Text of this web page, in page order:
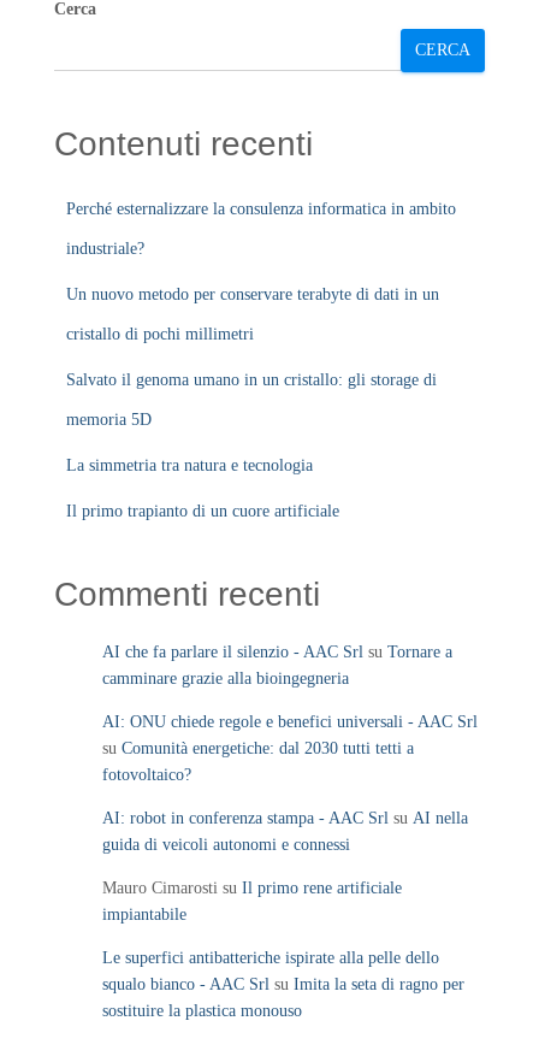
Cerca
CERCA
Contenuti recenti
Perché esternalizzare la consulenza informatica in ambito
industriale?
Un nuovo metodo per conservare terabyte di dati in un
cristallo di pochi millimetri
Salvato il genoma umano in un cristallo: gli storage di
memoria 5D
La simmetria tra natura e tecnologia
Il primo trapianto di un cuore artificiale
Commenti recenti
AI che fa parlare il silenzio - AAC Srl su Tornare a
camminare grazie alla bioingegneria
AI: ONU chiede regole e benefici universali - AAC Srl
su Comunità energetiche: dal 2030 tutti tetti a
fotovoltaico?
AI: robot in conferenza stampa - AAC Srl su AI nella
guida di veicoli autonomi e connessi
Mauro Cimarosti su Il primo rene artificiale
impiantabile
Le superfici antibatteriche ispirate alla pelle dello
squalo bianco - AAC Srl su Imita la seta di ragno per
sostituire la plastica monouso